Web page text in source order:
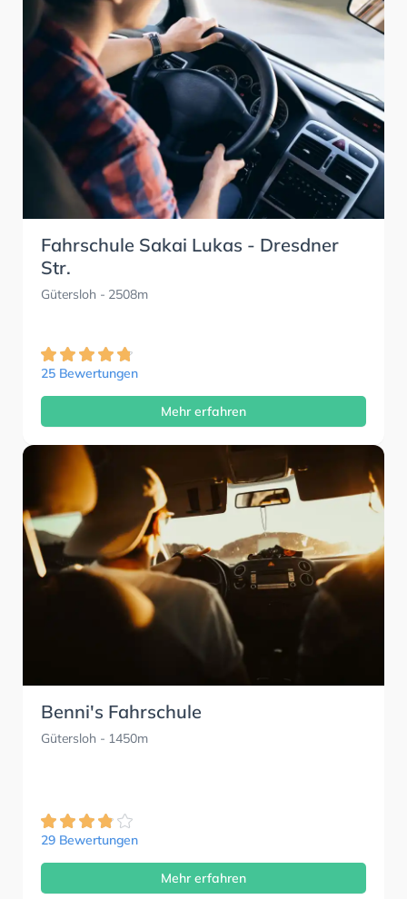
Fahrschule Sakai Lukas - Dresdner
Str.
Gütersloh - 2508m
25 Bewertungen
Mehr erfahren
Benni's Fahrschule
Gütersloh - 1450m
29 Bewertungen
Mehr erfahren